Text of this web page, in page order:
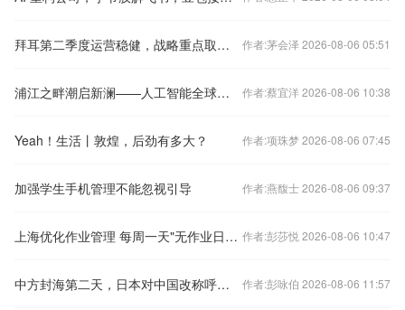
拜耳第二季度运营稳健，战略重点取得决定性进展 作者:茅会泽 2026-08-06 05:51
浦江之畔潮启新澜——人工智能全球治理迎来里程碑时刻 作者:蔡宜洋 2026-08-06 10:38
Yeah！生活丨敦煌，后劲有多大？ 作者:项珠梦 2026-08-06 07:45
加强学生手机管理不能忽视引导 作者:燕馥士 2026-08-06 09:37
上海优化作业管理 每周一天"无作业日"如何落实 作者:彭莎悦 2026-08-06 10:47
中方封海第二天，日本对中国改称呼，日菲下错赌注，注定输得精光 作者:彭咏伯 2026-08-06 11:57